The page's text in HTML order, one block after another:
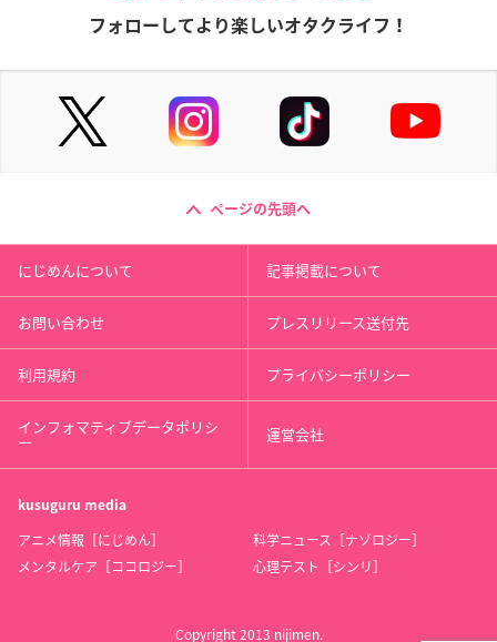
フォローしてより楽しいオタクライフ！
ページの先頭へ
にじめんについて 記事掲載について
お問い合わせ プレスリリース送付先
利用規約 プライバシーポリシー
インフォマティブデータポリシ
ー 運営会社
kusuguru media
アニメ情報［にじめん］
科学ニュース［ナゾロジー］
メンタルケア［ココロジー］
心理テスト［シンリ］
Copyright 2013 nijimen.